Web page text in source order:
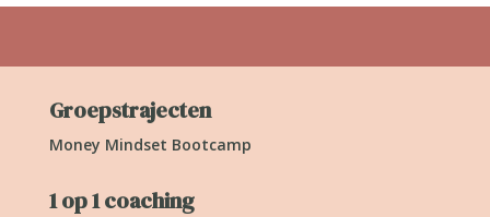
Groepstrajecten
Money Mindset Bootcamp
1 op 1 coaching